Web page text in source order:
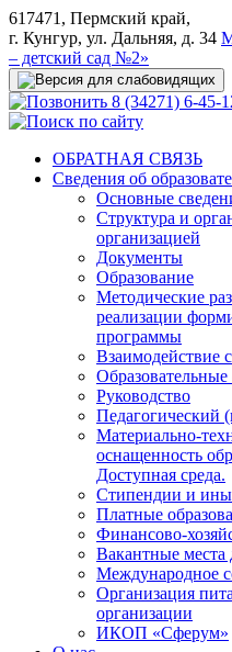
617471, Пермский край,
г. Кунгур, ул. Дальняя, д. 34
– детский сад №2»
8 (34271) 6-45-
ОБРАТНАЯ СВЯЗЬ
Сведения об
Основные
Структура и
организацией
Документы
Образование
Методические
реализации
программы
Взаимодействие
Образовательные
Руководство
Педагогический
Материально-
оснащенность
Доступная среда.
Стипендии и
Платные
Финансово-
Вакантные места
Международное
Организация
организации
ИКОП «Сферум»